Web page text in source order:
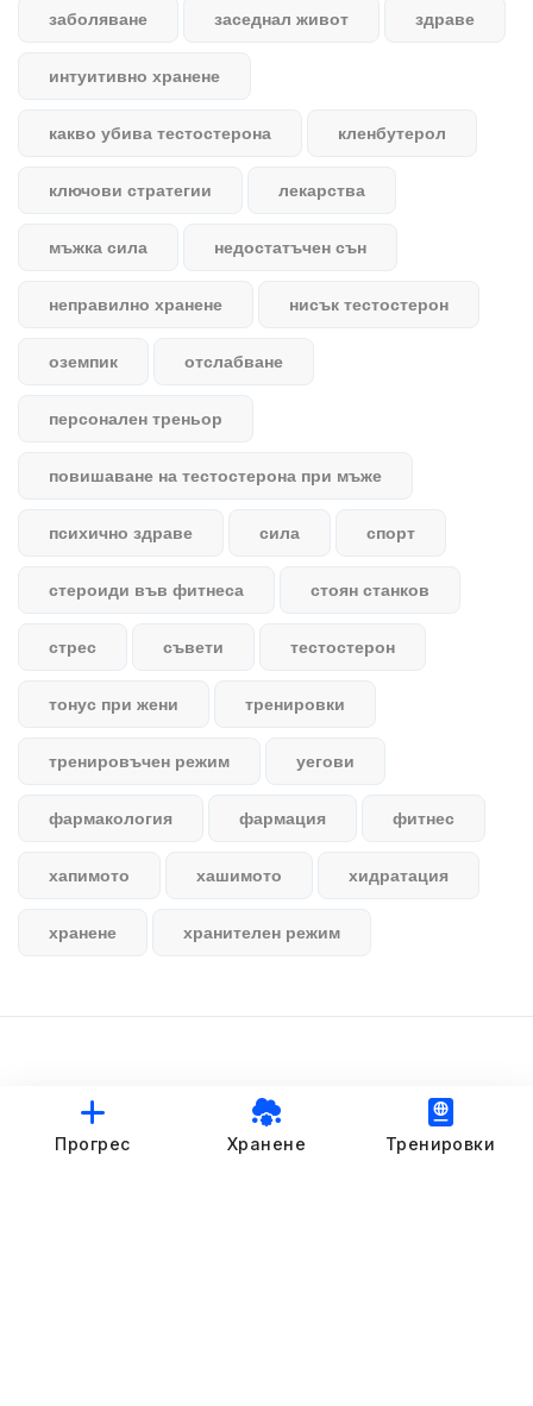
заболяване заседнал живот здраве
интуитивно хранене
какво убива тестостерона кленбутерол
ключови стратегии лекарства
мъжка сила недостатъчен сън
неправилно хранене нисък тестостерон
оземпик отслабване
персонален треньор
повишаване на тестостерона при мъже
психично здраве сила спорт
стероиди във фитнеса стоян станков
стрес съвети тестостерон
тонус при жени тренировки
тренировъчен режим уегови
фармакология фармация фитнес
хапимото хашимото хидратация
хранене хранителен режим
© StankovFit Progress App | 2025
Прогрес Хранене Тренировки